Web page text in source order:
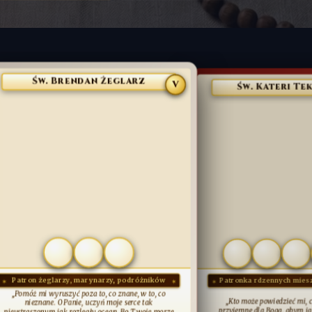
Brendan Żeglarz V
marynarzy, podróżników
wyruszyć poza to, co znane, w to, co
O Panie, uczyń moje serce tak
Św. Kateri Tekakwitha
Patronka rdzennych mieszkańców
„Kto może powiedzieć mi, co jest